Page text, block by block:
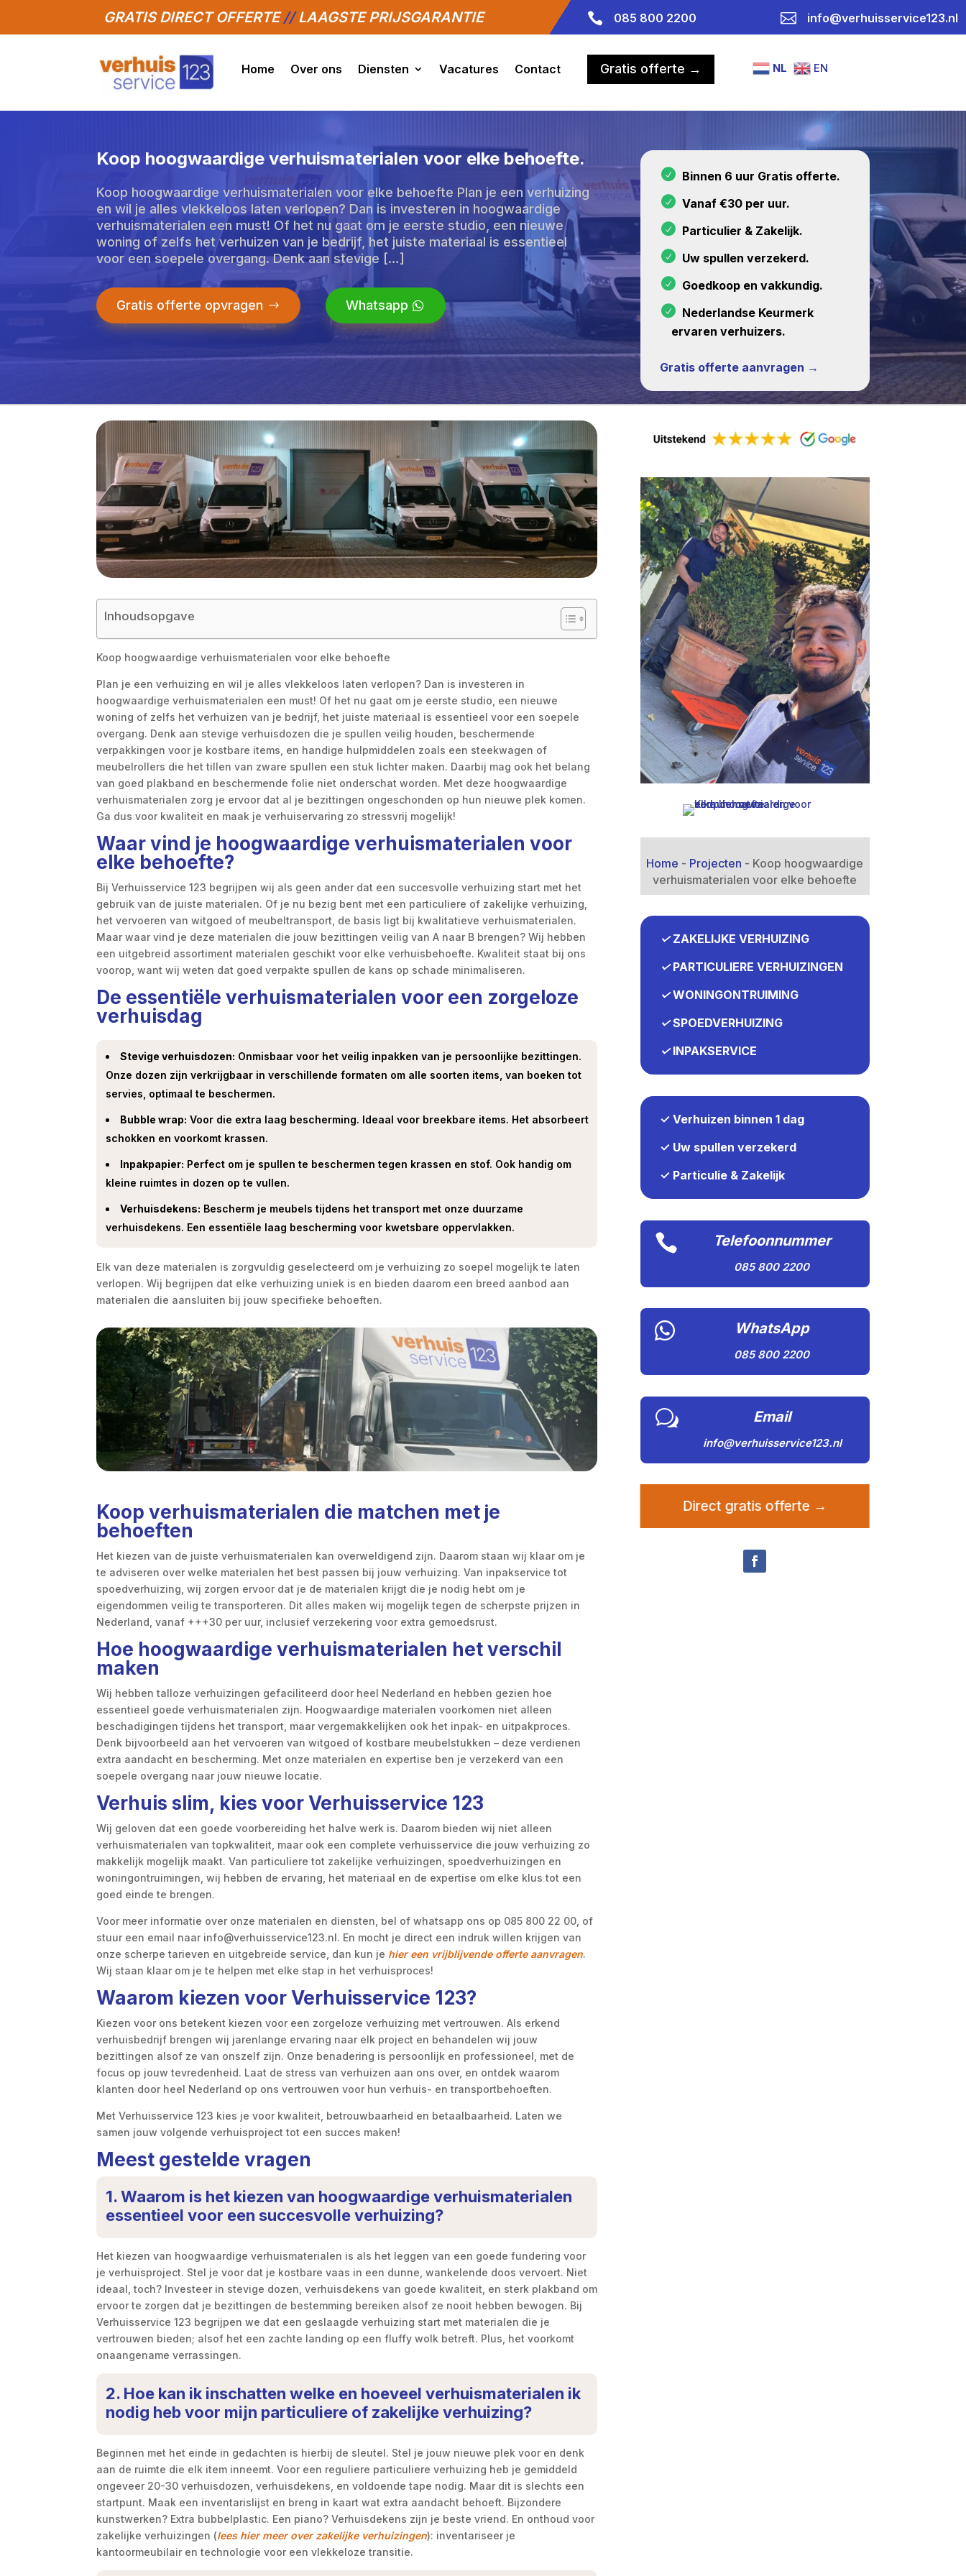
GRATIS DIRECT OFFERTE//LAAGSTE PRIJSGARANTIE  085 800 2200  info@verhuisservice123.nl
Home Over ons Diensten Vacatures Contact Gratis offerte → NL EN
Koop hoogwaardige verhuismaterialen voor elke behoefte.
Koop hoogwaardige verhuismaterialen voor elke behoefte Plan je een verhuizing
en wil je alles vlekkeloos laten verlopen? Dan is investeren in hoogwaardige
verhuismaterialen een must! Of het nu gaat om je eerste studio, een nieuwe
woning of zelfs het verhuizen van je bedrijf, het juiste materiaal is essentieel
voor een soepele overgang. Denk aan stevige […]
Gratis offerte opvragen Whatsapp
Binnen 6 uur Gratis offerte.
Vanaf €30 per uur.
Particulier & Zakelijk.
Uw spullen verzekerd.
Goedkoop en vakkundig.
Nederlandse Keurmerk
ervaren verhuizers.
Gratis offerte aanvragen →
Inhoudsopgave
Koop hoogwaardige verhuismaterialen voor elke behoefte
Plan je een verhuizing en wil je alles vlekkeloos laten verlopen? Dan is investeren in
hoogwaardige verhuismaterialen een must! Of het nu gaat om je eerste studio, een nieuwe
woning of zelfs het verhuizen van je bedrijf, het juiste materiaal is essentieel voor een soepele
overgang. Denk aan stevige verhuisdozen die je spullen veilig houden, beschermende
verpakkingen voor je kostbare items, en handige hulpmiddelen zoals een steekwagen of
meubelrollers die het tillen van zware spullen een stuk lichter maken. Daarbij mag ook het belang
van goed plakband en beschermende folie niet onderschat worden. Met deze hoogwaardige
verhuismaterialen zorg je ervoor dat al je bezittingen ongeschonden op hun nieuwe plek komen.
Ga dus voor kwaliteit en maak je verhuiservaring zo stressvrij mogelijk!
Waar vind je hoogwaardige verhuismaterialen voor
elke behoefte?
Bij Verhuisservice 123 begrijpen wij als geen ander dat een succesvolle verhuizing start met het
gebruik van de juiste materialen. Of je nu bezig bent met een particuliere of zakelijke verhuizing,
het vervoeren van witgoed of meubeltransport, de basis ligt bij kwalitatieve verhuismaterialen.
Maar waar vind je deze materialen die jouw bezittingen veilig van A naar B brengen? Wij hebben
een uitgebreid assortiment materialen geschikt voor elke verhuisbehoefte. Kwaliteit staat bij ons
voorop, want wij weten dat goed verpakte spullen de kans op schade minimaliseren.
De essentiële verhuismaterialen voor een zorgeloze
verhuisdag
Stevige verhuisdozen: Onmisbaar voor het veilig inpakken van je persoonlijke bezittingen.
Onze dozen zijn verkrijgbaar in verschillende formaten om alle soorten items, van boeken tot
servies, optimaal te beschermen.
Bubble wrap: Voor die extra laag bescherming. Ideaal voor breekbare items. Het absorbeert
schokken en voorkomt krassen.
Inpakpapier: Perfect om je spullen te beschermen tegen krassen en stof. Ook handig om
kleine ruimtes in dozen op te vullen.
Verhuisdekens: Bescherm je meubels tijdens het transport met onze duurzame
verhuisdekens. Een essentiële laag bescherming voor kwetsbare oppervlakken.
Elk van deze materialen is zorgvuldig geselecteerd om je verhuizing zo soepel mogelijk te laten
verlopen. Wij begrijpen dat elke verhuizing uniek is en bieden daarom een breed aanbod aan
materialen die aansluiten bij jouw specifieke behoeften.
Koop verhuismaterialen die matchen met je
behoeften
Het kiezen van de juiste verhuismaterialen kan overweldigend zijn. Daarom staan wij klaar om je
te adviseren over welke materialen het best passen bij jouw verhuizing. Van inpakservice tot
spoedverhuizing, wij zorgen ervoor dat je de materialen krijgt die je nodig hebt om je
eigendommen veilig te transporteren. Dit alles maken wij mogelijk tegen de scherpste prijzen in
Nederland, vanaf +++30 per uur, inclusief verzekering voor extra gemoedsrust.
Hoe hoogwaardige verhuismaterialen het verschil
maken
Wij hebben talloze verhuizingen gefaciliteerd door heel Nederland en hebben gezien hoe
essentieel goede verhuismaterialen zijn. Hoogwaardige materialen voorkomen niet alleen
beschadigingen tijdens het transport, maar vergemakkelijken ook het inpak- en uitpakproces.
Denk bijvoorbeeld aan het vervoeren van witgoed of kostbare meubelstukken – deze verdienen
extra aandacht en bescherming. Met onze materialen en expertise ben je verzekerd van een
soepele overgang naar jouw nieuwe locatie.
Verhuis slim, kies voor Verhuisservice 123
Wij geloven dat een goede voorbereiding het halve werk is. Daarom bieden wij niet alleen
verhuismaterialen van topkwaliteit, maar ook een complete verhuisservice die jouw verhuizing zo
makkelijk mogelijk maakt. Van particuliere tot zakelijke verhuizingen, spoedverhuizingen en
woningontruimingen, wij hebben de ervaring, het materiaal en de expertise om elke klus tot een
goed einde te brengen.
Voor meer informatie over onze materialen en diensten, bel of whatsapp ons op 085 800 22 00, of
stuur een email naar info@verhuisservice123.nl. En mocht je direct een indruk willen krijgen van
onze scherpe tarieven en uitgebreide service, dan kun je hier een vrijblijvende offerte aanvragen.
Wij staan klaar om je te helpen met elke stap in het verhuisproces!
Waarom kiezen voor Verhuisservice 123?
Kiezen voor ons betekent kiezen voor een zorgeloze verhuizing met vertrouwen. Als erkend
verhuisbedrijf brengen wij jarenlange ervaring naar elk project en behandelen wij jouw
bezittingen alsof ze van onszelf zijn. Onze benadering is persoonlijk en professioneel, met de
focus op jouw tevredenheid. Laat de stress van verhuizen aan ons over, en ontdek waarom
klanten door heel Nederland op ons vertrouwen voor hun verhuis- en transportbehoeften.
Met Verhuisservice 123 kies je voor kwaliteit, betrouwbaarheid en betaalbaarheid. Laten we
samen jouw volgende verhuisproject tot een succes maken!
Meest gestelde vragen
1. Waarom is het kiezen van hoogwaardige verhuismaterialen
essentieel voor een succesvolle verhuizing?
Het kiezen van hoogwaardige verhuismaterialen is als het leggen van een goede fundering voor
je verhuisproject. Stel je voor dat je kostbare vaas in een dunne, wankelende doos vervoert. Niet
ideaal, toch? Investeer in stevige dozen, verhuisdekens van goede kwaliteit, en sterk plakband om
ervoor te zorgen dat je bezittingen de bestemming bereiken alsof ze nooit hebben bewogen. Bij
Verhuisservice 123 begrijpen we dat een geslaagde verhuizing start met materialen die je
vertrouwen bieden; alsof het een zachte landing op een fluffy wolk betreft. Plus, het voorkomt
onaangename verrassingen.
2. Hoe kan ik inschatten welke en hoeveel verhuismaterialen ik
nodig heb voor mijn particuliere of zakelijke verhuizing?
Beginnen met het einde in gedachten is hierbij de sleutel. Stel je jouw nieuwe plek voor en denk
aan de ruimte die elk item inneemt. Voor een reguliere particuliere verhuizing heb je gemiddeld
ongeveer 20-30 verhuisdozen, verhuisdekens, en voldoende tape nodig. Maar dit is slechts een
startpunt. Maak een inventarislijst en breng in kaart wat extra aandacht behoeft. Bijzondere
kunstwerken? Extra bubbelplastic. Een piano? Verhuisdekens zijn je beste vriend. En onthoud voor
zakelijke verhuizingen (lees hier meer over zakelijke verhuizingen): inventariseer je
kantoormeubilair en technologie voor een vlekkeloze transitie.
Home - Projecten - Koop hoogwaardige
verhuismaterialen voor elke behoefte
✓ZAKELIJKE VERHUIZING
✓PARTICULIERE VERHUIZINGEN
✓WONINGONTRUIMING
✓SPOEDVERHUIZING
✓INPAKSERVICE
✓ Verhuizen binnen 1 dag
✓ Uw spullen verzekerd
✓ Particulie & Zakelijk
 Telefoonnummer
085 800 2200
 WhatsApp
085 800 2200
w Email
info@verhuisservice123.nl
Direct gratis offerte →